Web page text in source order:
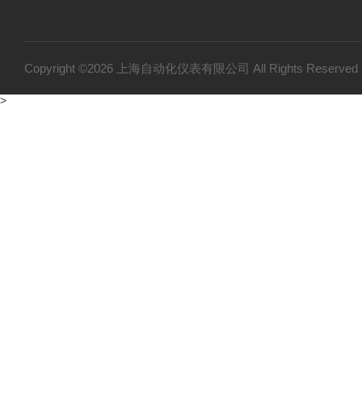
Copyright ©2026 上海自动化仪表有限公司 All Rights
>